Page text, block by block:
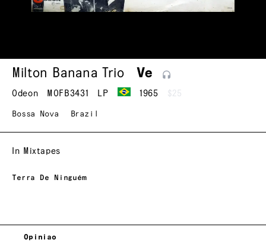
Milton Banana Trio Ve
Odeon MOFB3431 LP 1965 $25
Bossa Nova Brazil
In Mixtapes
Terra De Ninguém
Opiniao